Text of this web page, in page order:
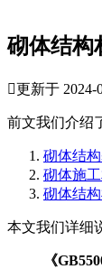
砌体结构
更新于 2024-
前文我们介绍
砌体结
砌体施
砌体结
本文我们详细
《